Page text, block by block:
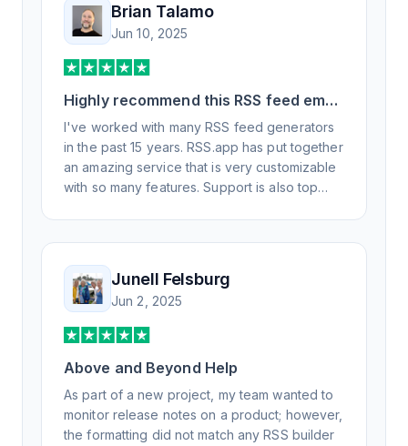
Brian Talamo
Jun 10, 2025
Highly recommend this RSS feed email
/ widget generator service.
I've worked with many RSS feed generators
in the past 15 years. RSS.app has put together
an amazing service that is very customizable
with so many features. Support is also top
professionally. Highly recommend for all your
RSS feed needs. Our trucking news hub
website couldn't work without it. Thank you.
Junell Felsburg
Jun 2, 2025
Above and Beyond Help
As part of a new project, my team wanted to
monitor release notes on a product; however,
the formatting did not match any RSS builder